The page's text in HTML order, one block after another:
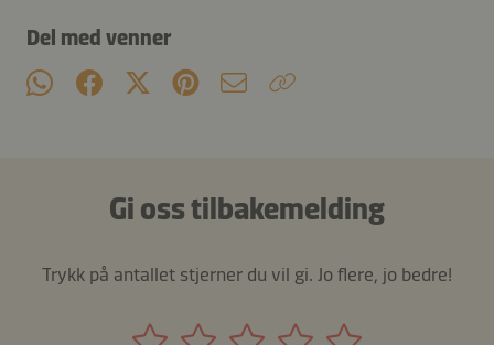
Del med venner
Gi oss tilbakemelding
Trykk på antallet stjerner du vil gi. Jo flere, jo bedre!